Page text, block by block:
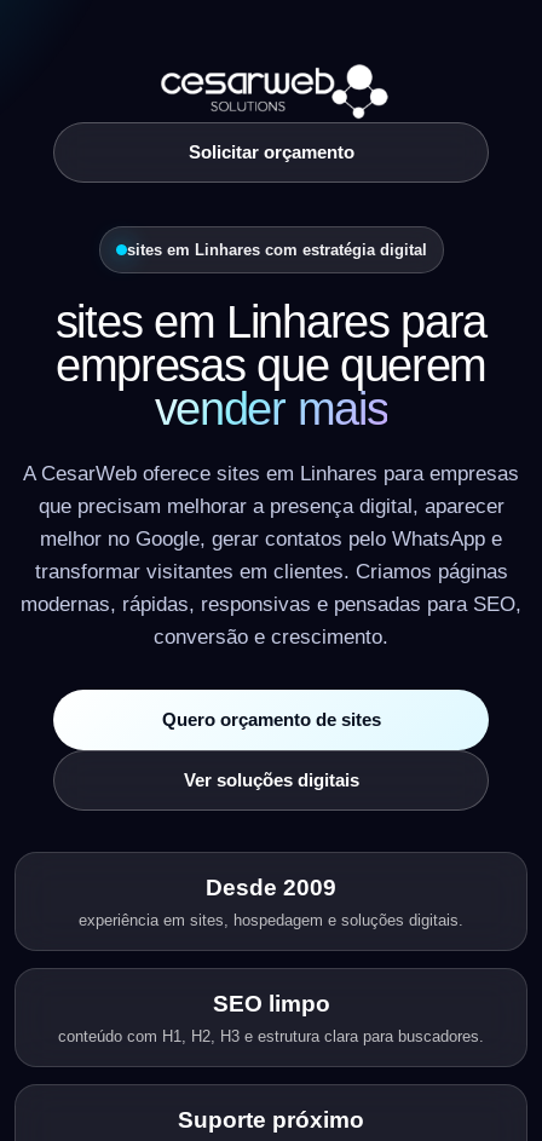
Solicitar orçamento
sites em Linhares com estratégia digital
sites em Linhares para
empresas que querem
vender mais
A CesarWeb oferece sites em Linhares para empresas
que precisam melhorar a presença digital, aparecer
melhor no Google, gerar contatos pelo WhatsApp e
transformar visitantes em clientes. Criamos páginas
modernas, rápidas, responsivas e pensadas para SEO,
conversão e crescimento.
Quero orçamento de sites
Ver soluções digitais
Desde 2009
experiência em sites, hospedagem e soluções digitais.
SEO limpo
conteúdo com H1, H2, H3 e estrutura clara para buscadores.
Suporte próximo